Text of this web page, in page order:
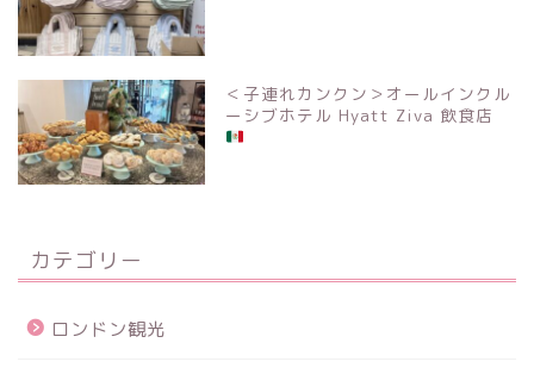
＜子連れカンクン＞オールインクル
ーシブホテル Hyatt Ziva 飲食店
カテゴリー
ロンドン観光